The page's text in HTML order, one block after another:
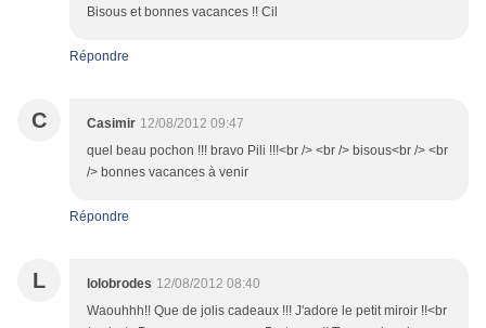
Bisous et bonnes vacances !! Cil
Répondre
C Casimir 12/08/2012 09:47
quel beau pochon !!! bravo Pili !!!<br /> <br /> bisous<br /> <br
/> bonnes vacances à venir
Répondre
L lolobrodes 12/08/2012 08:40
Waouhhh!! Que de jolis cadeaux !!! J'adore le petit miroir !!<br